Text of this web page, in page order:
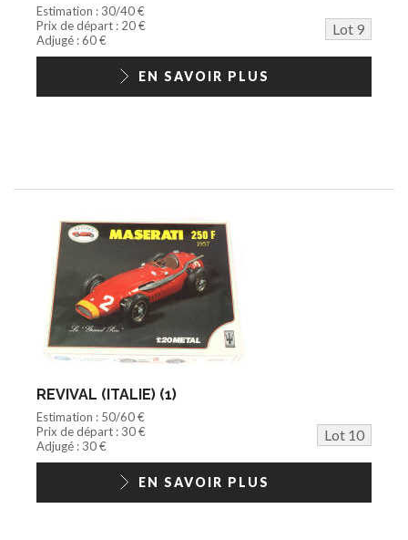
Estimation : 30/40 €
Prix de départ : 20 €
Lot 9
Adjugé : 60 €
EN SAVOIR PLUS
REVIVAL (ITALIE) (1)
Estimation : 50/60 €
Prix de départ : 30 €
Lot 10
Adjugé : 30 €
EN SAVOIR PLUS